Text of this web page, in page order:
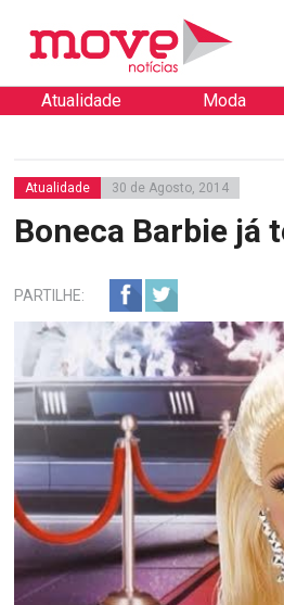
Atualidade Moda
Atualidade 30 de Agosto, 2014
Boneca Barbie já
PARTILHE: